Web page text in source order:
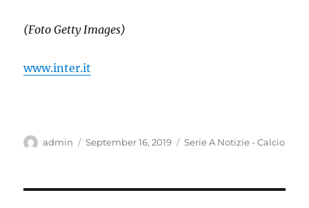
(Foto Getty Images)
www.inter.it
Author
admin
Posted
September 16, 2019 Categories
Serie A Notizie - Calcio